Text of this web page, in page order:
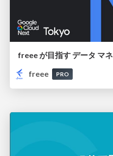
freee
PRO